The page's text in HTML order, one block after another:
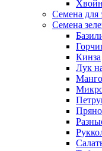
Семена для
Семена
Кинза
Лук